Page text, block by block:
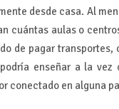
desde casa. Al
cuántas aulas o
de pagar
enseñar a la
conectado en alguna